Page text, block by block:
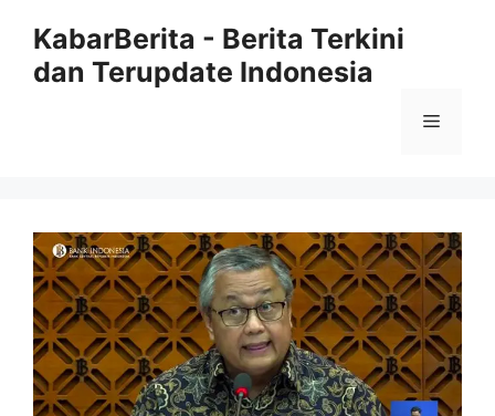
KabarBerita - Berita Terkini
dan Terupdate Indonesia
Menu